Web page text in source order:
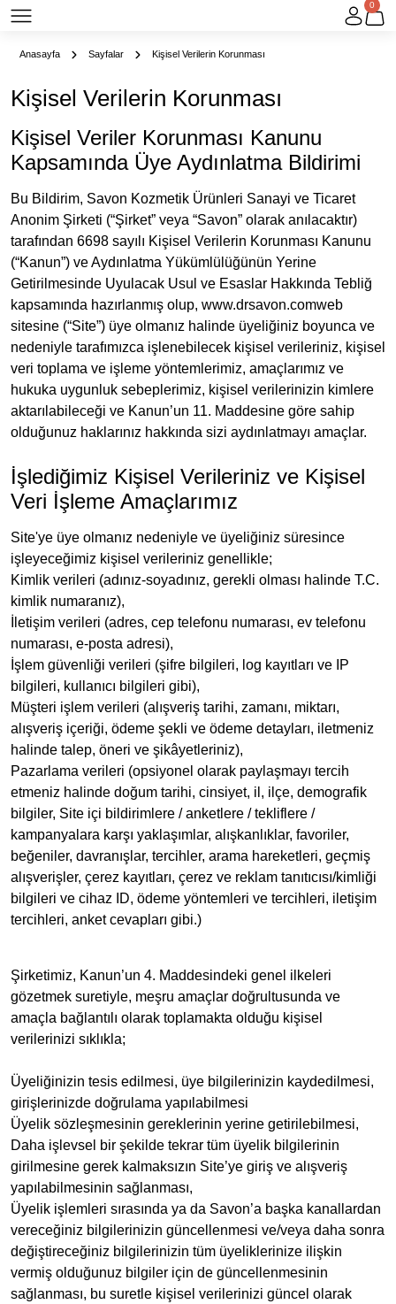
0
Anasayfa Sayfalar Kişisel Verilerin Korunması
Kişisel Verilerin Korunması
Kişisel Veriler Korunması Kanunu
Kapsamında Üye Aydınlatma Bildirimi
Bu Bildirim, Savon Kozmetik Ürünleri Sanayi ve Ticaret
Anonim Şirketi (“Şirket” veya “Savon” olarak anılacaktır)
tarafından 6698 sayılı Kişisel Verilerin Korunması Kanunu
(“Kanun”) ve Aydınlatma Yükümlülüğünün Yerine
Getirilmesinde Uyulacak Usul ve Esaslar Hakkında Tebliğ
kapsamında hazırlanmış olup, www.drsavon.comweb
sitesine (“Site”) üye olmanız halinde üyeliğiniz boyunca ve
nedeniyle tarafımızca işlenebilecek kişisel verileriniz, kişisel
veri toplama ve işleme yöntemlerimiz, amaçlarımız ve
hukuka uygunluk sebeplerimiz, kişisel verilerinizin kimlere
aktarılabileceği ve Kanun’un 11. Maddesine göre sahip
olduğunuz haklarınız hakkında sizi aydınlatmayı amaçlar.
İşlediğimiz Kişisel Verileriniz ve Kişisel
Veri İşleme Amaçlarımız
Site'ye üye olmanız nedeniyle ve üyeliğiniz süresince
işleyeceğimiz kişisel verileriniz genellikle;
Kimlik verileri (adınız-soyadınız, gerekli olması halinde T.C.
kimlik numaranız),
İletişim verileri (adres, cep telefonu numarası, ev telefonu
numarası, e-posta adresi),
İşlem güvenliği verileri (şifre bilgileri, log kayıtları ve IP
bilgileri, kullanıcı bilgileri gibi),
Müşteri işlem verileri (alışveriş tarihi, zamanı, miktarı,
alışveriş içeriği, ödeme şekli ve ödeme detayları, iletmeniz
halinde talep, öneri ve şikâyetleriniz),
Pazarlama verileri (opsiyonel olarak paylaşmayı tercih
etmeniz halinde doğum tarihi, cinsiyet, il, ilçe, demografik
bilgiler, Site içi bildirimlere / anketlere / tekliflere /
kampanyalara karşı yaklaşımlar, alışkanlıklar, favoriler,
beğeniler, davranışlar, tercihler, arama hareketleri, geçmiş
alışverişler, çerez kayıtları, çerez ve reklam tanıtıcısı/kimliği
bilgileri ve cihaz ID, ödeme yöntemleri ve tercihleri, iletişim
tercihleri, anket cevapları gibi.)
Şirketimiz, Kanun’un 4. Maddesindeki genel ilkeleri
gözetmek suretiyle, meşru amaçlar doğrultusunda ve
amaçla bağlantılı olarak toplamakta olduğu kişisel
verilerinizi sıklıkla;
Üyeliğinizin tesis edilmesi, üye bilgilerinizin kaydedilmesi,
girişlerinizde doğrulama yapılabilmesi
Üyelik sözleşmesinin gereklerinin yerine getirilebilmesi,
Daha işlevsel bir şekilde tekrar tüm üyelik bilgilerinin
girilmesine gerek kalmaksızın Site’ye giriş ve alışveriş
yapılabilmesinin sağlanması,
Üyelik işlemleri sırasında ya da Savon’a başka kanallardan
vereceğiniz bilgilerinizin güncellenmesi ve/veya daha sonra
değiştireceğiniz bilgilerinizin tüm üyeliklerinize ilişkin
vermiş olduğunuz bilgiler için de güncellenmesinin
sağlanması, bu suretle kişisel verilerinizi güncel olarak